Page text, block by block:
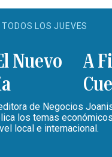
TODOS LOS JUEVES
A
de Negocios
los temas
local e internacional.